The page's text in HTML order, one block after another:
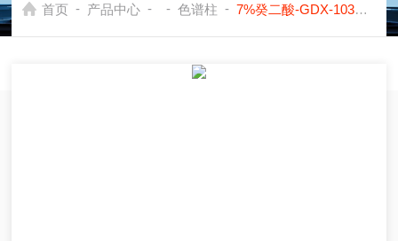
首页 - 产品中心 - - 色谱柱 - 7%癸二酸-GDX-103工业冰乙酸中甲酸测定癸二酸色谱柱应用岛津